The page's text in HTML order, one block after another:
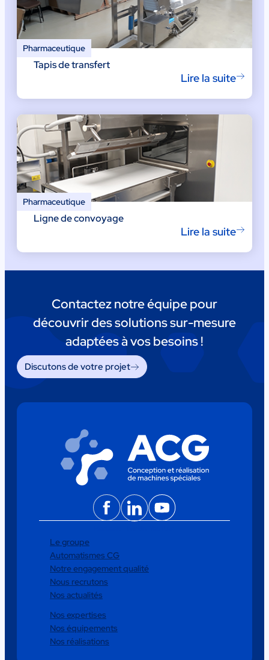
Pharmaceutique
Tapis de transfert
Lire la suite
Pharmaceutique
Ligne de convoyage
Lire la suite
Contactez notre équipe pour
découvrir des solutions sur-mesure
adaptées à vos besoins !
Discutons de votre projet
Le groupe
Automatismes CG
Notre engagement qualité
Nous recrutons
Nos actualités
Nos expertises
Nos équipements
Nos réalisations